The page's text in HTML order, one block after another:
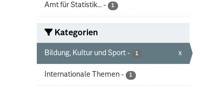
Amt für Statistik... - 1
Kategorien
Bildung, Kultur und Sport - 1 x
Internationale Themen - 1